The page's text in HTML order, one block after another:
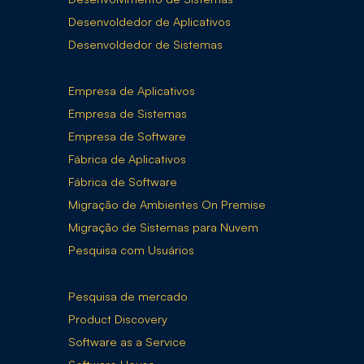
Desenvoldedor de Aplicativos
Desenvoldedor de Sistemas
Empresa de Aplicativos
Empresa de Sistemas
Empresa de Software
Fábrica de Aplicativos
Fábrica de Software
Migração de Ambientes On Premise
Migração de Sistemas para Nuvem
Pesquisa com Usuários
Pesquisa de mercado
Product Discovery
Software as a Service